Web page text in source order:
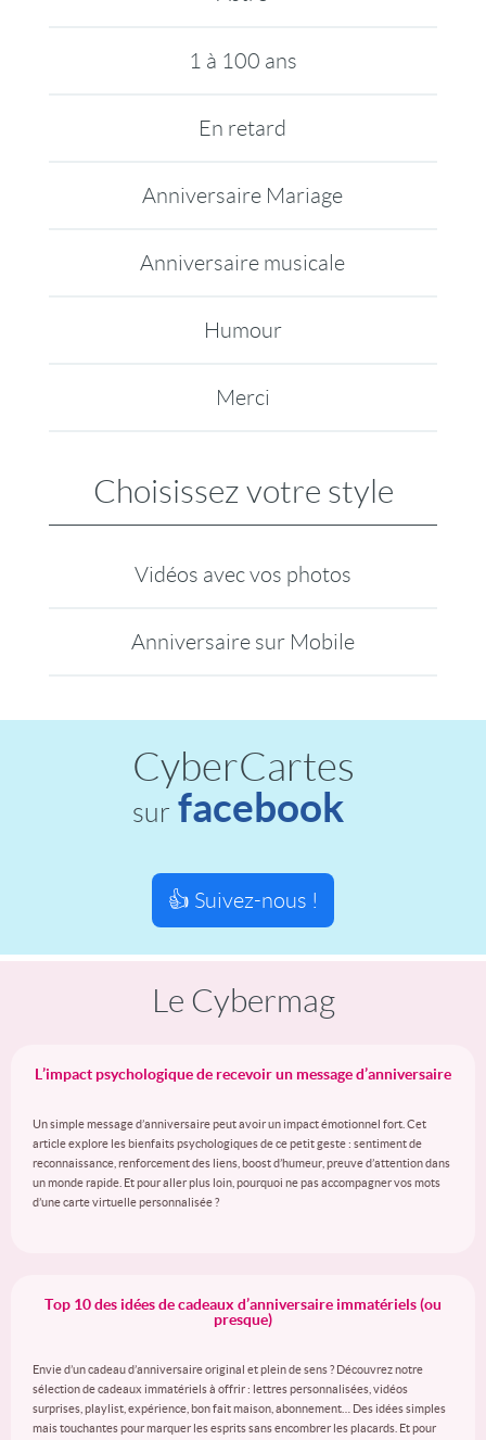
1 à 100 ans
En retard
Anniversaire Mariage
Anniversaire musicale
Humour
Merci
Choisissez votre style
Vidéos avec vos photos
Anniversaire sur Mobile
CyberCartes
sur facebook
👍 Suivez-nous !
Le Cybermag
L’impact psychologique de recevoir un message d’anniversaire
Un simple message d’anniversaire peut avoir un impact émotionnel fort. Cet
article explore les bienfaits psychologiques de ce petit geste : sentiment de
reconnaissance, renforcement des liens, boost d’humeur, preuve d’attention dans
un monde rapide. Et pour aller plus loin, pourquoi ne pas accompagner vos mots
d’une carte virtuelle personnalisée ?
Top 10 des idées de cadeaux d’anniversaire immatériels (ou
presque)
Envie d’un cadeau d’anniversaire original et plein de sens ? Découvrez notre
sélection de cadeaux immatériels à offrir : lettres personnalisées, vidéos
surprises, playlist, expérience, bon fait maison, abonnement… Des idées simples
mais touchantes pour marquer les esprits sans encombrer les placards. Et pour